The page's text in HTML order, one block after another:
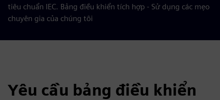
tiêu chuẩn IEC. Bảng điều khiển tích hợp - Sử dụng các mẹo
chuyên gia của chúng tôi
Yêu cầu bảng điều khiển